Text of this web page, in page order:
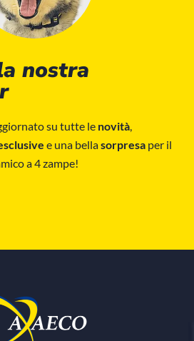
nostra
su tutte le novità
e una bellasorpresa per il
a 4 zampe!